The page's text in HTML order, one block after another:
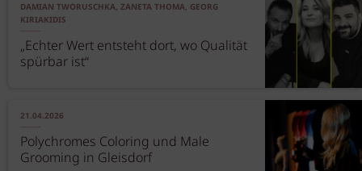
DAMIAN TWORUSCHKA, ZANETA THOMA, GEORG
KIRIAKIDIS
„Echter Wert entsteht dort, wo Qualität
spürbar ist“
21.04.2026
Polychromes Coloring und Male
Grooming in Gleisdorf